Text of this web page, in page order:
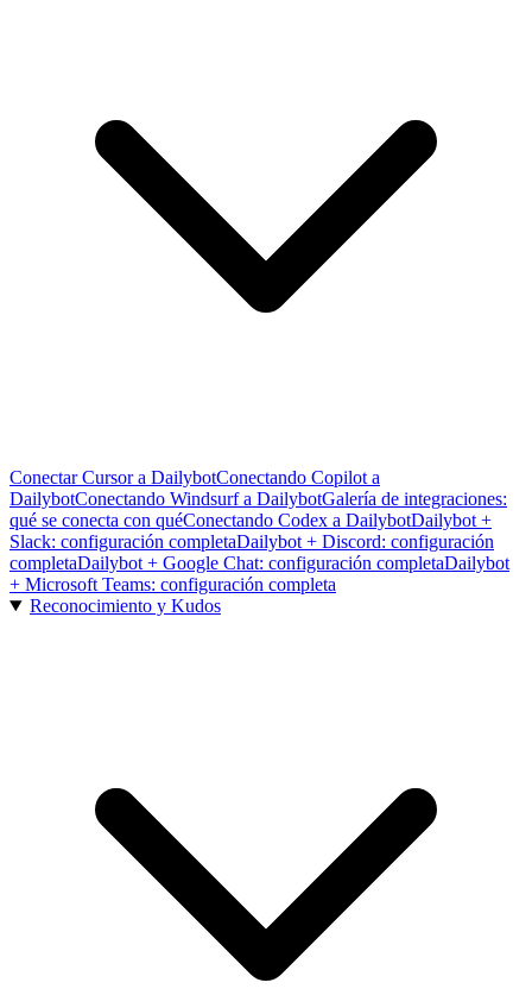
Conectar Cursor a DailybotConectando Copilot a
DailybotConectando Windsurf a DailybotGalería de integraciones:
qué se conecta con quéConectando Codex a DailybotDailybot +
Slack: configuración completaDailybot + Discord: configuración
completaDailybot + Google Chat: configuración completaDailybot
+ Microsoft Teams: configuración completa
Reconocimiento y Kudos